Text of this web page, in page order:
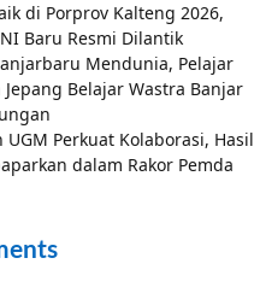
di Porprov Kalteng 2026,
Baru Resmi Dilantik
Mendunia, Pelajar
Belajar Wastra Banjar
Perkuat Kolaborasi, Hasil
dalam Rakor Pemda